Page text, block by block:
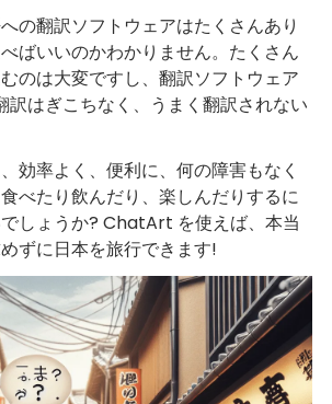
の翻訳ソフトウェアはたくさんあり
ばいいのかわかりません。たくさん
のは大変ですし、翻訳ソフトウェア
はぎこちなく、うまく翻訳されない
効率よく、便利に、何の障害もなく
べたり飲んだり、楽しんだりするに
しょうか? ChatArt を使えば、本当
ずに日本を旅行できます!